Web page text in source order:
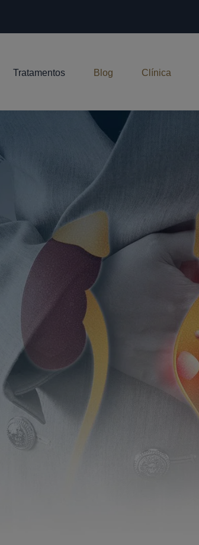
Tratamentos Blog Clínica